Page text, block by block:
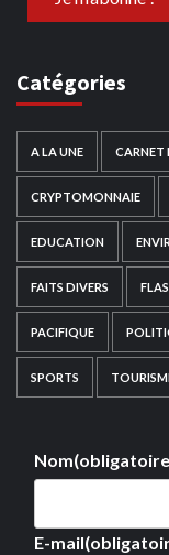
Catégories
A LA UNE CARNET
CRYPTOMONNAIE
EDUCATION
FAITS DIVERS
PACIFIQUE
SPORTS
Nom
E-mail